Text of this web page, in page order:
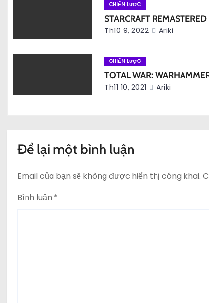
i
i
CHIẾN LƯỢC
STARCRAFT REMASTERED
Th10 9, 2022 Ariki
CHIẾN LƯỢC
TOTAL WAR:
Th11 10, 2021 Ariki
Để lại một bình luận
Email của bạn sẽ không được hiển thị công khai.
Bình luận *